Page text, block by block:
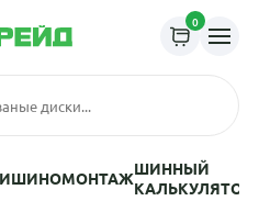
0
ШИНОМОНТАЖШИННЫЙ
КАЛЬКУЛЯТОР